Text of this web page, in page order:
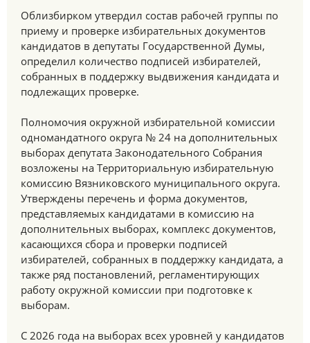
Облизбирком утвердил состав рабочей группы по
приему и проверке избирательных документов
кандидатов в депутаты Государственной Думы,
определил количество подписей избирателей,
собранных в поддержку выдвижения кандидата и
подлежащих проверке.
Полномочия окружной избирательной комиссии
одномандатного округа № 24 на дополнительных
выборах депутата Законодательного Собрания
возложены на Территориальную избирательную
комиссию Вязниковского муниципального округа.
Утверждены перечень и форма документов,
представляемых кандидатами в комиссию на
дополнительных выборах, комплекс документов,
касающихся сбора и проверки подписей
избирателей, собранных в поддержку кандидата, а
также ряд постановлений, регламентирующих
работу окружной комиссии при подготовке к
выборам.
С 2026 года на выборах всех уровней у кандидатов